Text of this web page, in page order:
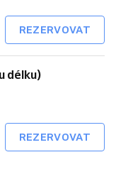
REZERVOVAT
délku)
REZERVOVAT